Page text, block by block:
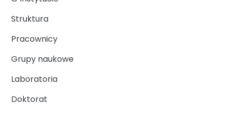
Struktura
Pracownicy
Grupy naukowe
Laboratoria
Doktorat